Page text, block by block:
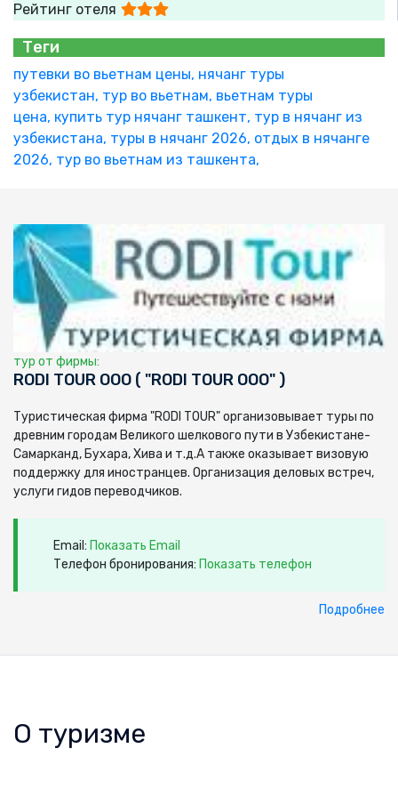
Рейтинг отеля
Теги
путевки во вьетнам цены, нячанг туры
узбекистан, тур во вьетнам, вьетнам туры
цена, купить тур нячанг ташкент, тур в нячанг из
узбекистана, туры в нячанг 2026, отдых в нячанге
2026, тур во вьетнам из ташкента,
тур от фирмы:
RODI TOUR ООО ( "RODI TOUR ООО" )
Туристическая фирма "RODI TOUR" организовывает туры по
древним городам Великого шелкового пути в Узбекистане-
Самарканд, Бухара, Хива и т.д.А также оказывает визовую
поддержку для иностранцев. Организация деловых встреч,
услуги гидов переводчиков.
Email: Показать Email
Телефон бронирования: Показать телефон
Подробнее
О туризме